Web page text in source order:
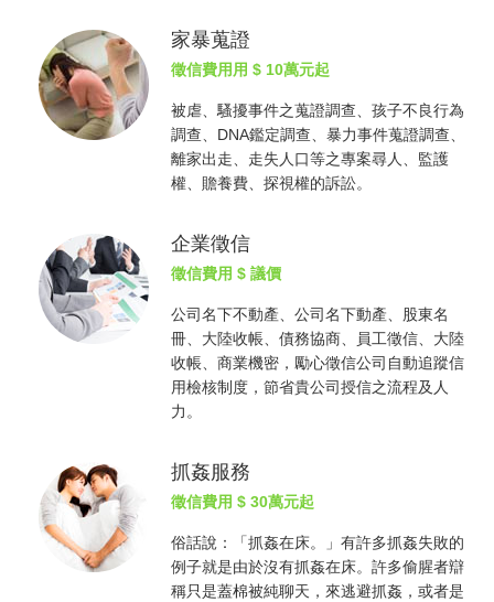
家暴蒐證
徵信費用用 $ 10萬元起
被虐、騷擾事件之蒐證調查、孩子不良行為
調查、DNA鑑定調查、暴力事件蒐證調查、
離家出走、走失人口等之專案尋人、監護
權、贍養費、探視權的訴訟。
企業徵信
徵信費用 $ 議價
公司名下不動產、公司名下動產、股東名
冊、大陸收帳、債務協商、員工徵信、大陸
收帳、商業機密，勵心徵信公司 自動追蹤信
用檢核制度，節省貴公司授信之流程及人
力。
抓姦服務
徵信費用 $ 30萬元起
俗話說：「抓姦在床。」有許多抓姦失敗的
例子就是由於沒有抓姦在床。許多偷腥者辯
稱只是蓋棉被純聊天，來逃避抓姦 ，或者是